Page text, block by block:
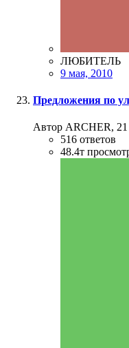
ЛЮБИТЕЛЬ
9 мая, 2010
Предложения по
Автор ARCHER,
516 ответов
48.4т